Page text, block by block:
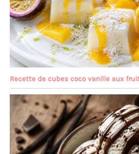
Recette de cubes coco vanille aux